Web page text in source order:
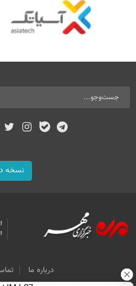
نسخه
درباره ما